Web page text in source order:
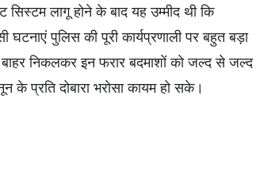
लागू होने के बाद यह उम्मीद थी कि
पुलिस की पूरी कार्यप्रणाली पर बहुत बड़ा
निकलकर इन फरार बदमाशों को जल्द से जल्द
प्रति दोबारा भरोसा कायम हो सके।